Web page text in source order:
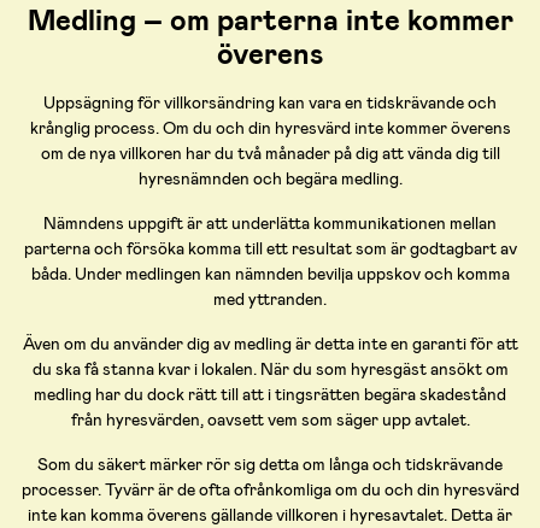
Medling – om parterna inte kommer
överens
Uppsägning för villkorsändring kan vara en tidskrävande och
krånglig process. Om du och din hyresvärd inte kommer överens
om de nya villkoren har du två månader på dig att vända dig till
hyresnämnden och begära medling.
Nämndens uppgift är att underlätta kommunikationen mellan
parterna och försöka komma till ett resultat som är godtagbart av
båda. Under medlingen kan nämnden bevilja uppskov och komma
med yttranden.
Även om du använder dig av medling är detta inte en garanti för att
du ska få stanna kvar i lokalen. När du som hyresgäst ansökt om
medling har du dock rätt till att i tingsrätten begära skadestånd
från hyresvärden, oavsett vem som säger upp avtalet.
Som du säkert märker rör sig detta om långa och tidskrävande
processer. Tyvärr är de ofta ofrånkomliga om du och din hyresvärd
inte kan komma överens gällande villkoren i hyresavtalet. Detta är